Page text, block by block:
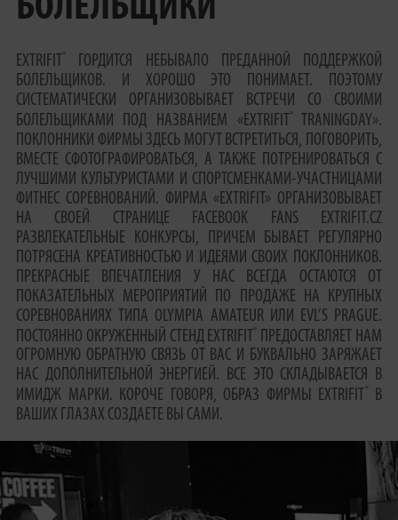
БОЛЕЛЬЩИКИ
EXTRIFIT ®
ГОРДИТСЯ НЕБЫВАЛО ПРЕДАННОЙ ПОДДЕРЖКОЙ
БОЛЕЛЬЩИКОВ. И ХОРОШО ЭТО ПОНИМАЕТ. ПОЭТОМУ
СИСТЕМАТИЧЕСКИ ОРГАНИЗОВЫВАЕТ ВСТРЕЧИ СО СВОИМИ
БОЛЕЛЬЩИКАМИ ПОД НАЗВАНИЕМ «EXTRIFIT
®
TRANINGDAY».
ПОКЛОННИКИ ФИРМЫ ЗДЕСЬ МОГУТ ВСТРЕТИТЬСЯ, ПОГОВОРИТЬ,
ВМЕСТЕ СФОТОГРАФИРОВАТЬСЯ, А ТАКЖЕ ПОТРЕНИРОВАТЬСЯ С
ЛУЧШИМИ КУЛЬТУРИСТАМИ И СПОРТСМЕНКАМИ-УЧАСТНИЦАМИ
ФИТНЕС СОРЕВНОВАНИЙ. ФИРМА «EXTRIFIT» ОРГАНИЗОВЫВАЕТ
НА СВОЕЙ СТРАНИЦЕ FACEBOOK FANS EXTRIFIT.CZ
РАЗВЛЕКАТЕЛЬНЫЕ КОНКУРСЫ, ПРИЧЕМ БЫВАЕТ РЕГУЛЯРНО
ПОТРЯСЕНА КРЕАТИВНОСТЬЮ И ИДЕЯМИ СВОИХ ПОКЛОННИКОВ.
ПРЕКРАСНЫЕ ВПЕЧАТЛЕНИЯ У НАС ВСЕГДА ОСТАЮТСЯ ОТ
ПОКАЗАТЕЛЬНЫХ МЕРОПРИЯТИЙ ПО ПРОДАЖЕ НА КРУПНЫХ
СОРЕВНОВАНИЯХ ТИПА OLYMPIA AMATEUR ИЛИ EVL’S PRAGUE.
ПОСТОЯННО ОКРУЖЕННЫЙ СТЕНД EXTRIFIT
ПРЕДОСТАВЛЯЕТ НАМ
ОГРОМНУЮ ОБРАТНУЮ СВЯЗЬ ОТ ВАС И БУКВАЛЬНО ЗАРЯЖАЕТ
НАС ДОПОЛНИТЕЛЬНОЙ ЭНЕРГИЕЙ. ВСЕ ЭТО СКЛАДЫВАЕТСЯ В
ИМИДЖ МАРКИ. КОРОЧЕ ГОВОРЯ, ОБРАЗ ФИРМЫ EXTRIFIT
В
ВАШИХ ГЛАЗАХ СОЗДАЕТЕ ВЫ САМИ.